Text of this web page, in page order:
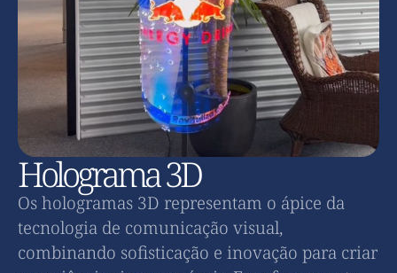
Holograma 3D
Os hologramas 3D representam o ápice da
tecnologia de comunicação visual,
combinando sofisticação e inovação para criar